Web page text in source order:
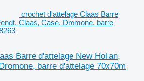
crochet d'attelage Claas Barre
Claas, Case, Dromone, barre
Barre d'attelage New Hollan,
barre d'attelage 70x70m